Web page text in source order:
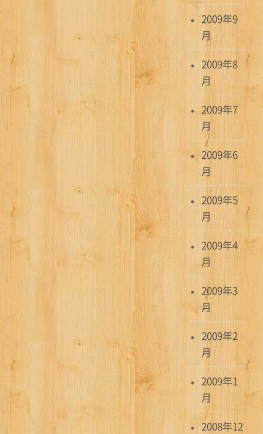
2009年9
月
2009年8
月
2009年7
月
2009年6
月
2009年5
月
2009年4
月
2009年3
月
2009年2
月
2009年1
月
2008年12